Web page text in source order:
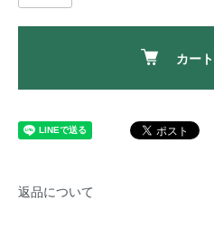
カー
返品について